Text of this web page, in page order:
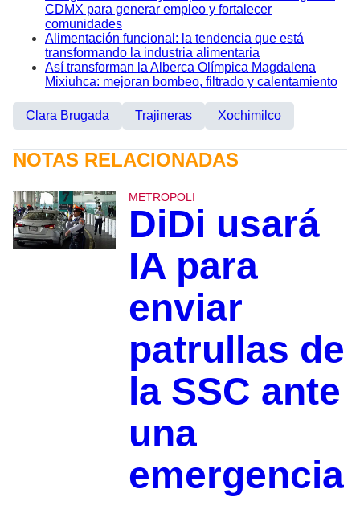
CDMX para generar empleo y fortalecer
comunidades
Alimentación funcional: la tendencia que está
transformando la industria alimentaria
Así transforman la Alberca Olímpica Magdalena
Mixiuhca: mejoran bombeo, filtrado y calentamiento
Clara Brugada Trajineras Xochimilco
NOTAS RELACIONADAS
METROPOLI
DiDi usará
IA para
enviar
patrullas de
la SSC ante
una
emergencia